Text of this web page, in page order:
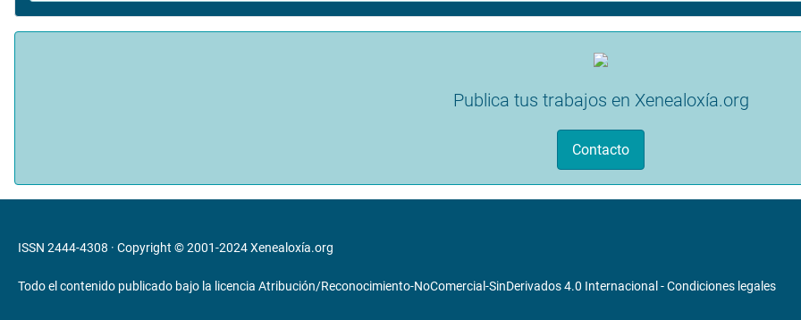
Publica tus trabajos en Xenealoxía.org
Contacto
ISSN 2444-4308 · Copyright © 2001-2024Xenealoxía.org
Todo el contenido publicado bajo la licencia Atribución/Reconocimiento-NoComercial-SinDerivados 4.0 Internacional -Condiciones legales